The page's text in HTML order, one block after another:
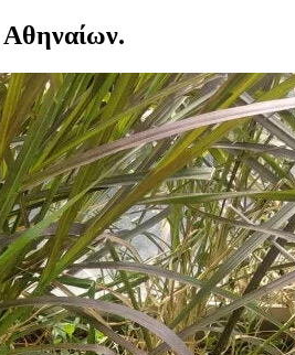
Αθηναίων.